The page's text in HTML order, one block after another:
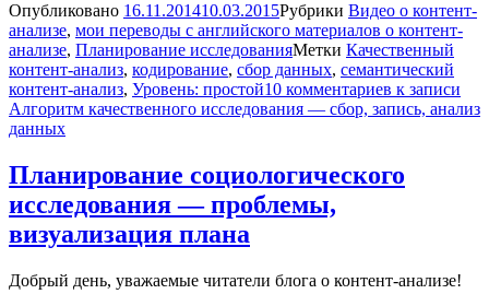
Опубликовано 16.11.201410.03.2015Рубрики Видео о контент-
анализе, мои переводы с английского материалов о контент-
анализе, Планирование исследованияМетки Качественный
контент-анализ, кодирование, сбор данных, семантический
контент-анализ, Уровень: простой10 комментариев к записи
Алгоритм качественного исследования — сбор, запись, анализ
данных
Планирование социологического
исследования — проблемы,
визуализация плана
Добрый день, уважаемые читатели блога о контент-анализе!